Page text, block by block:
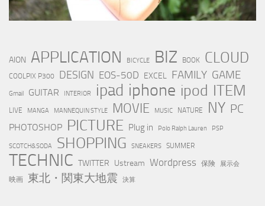
AION APPLICATION BICYCLE BIZ BOOK CLOUD
COOLPIX P300 DESIGN EOS-50D EXCEL FAMILY GAME
Gmail GUITAR INTERIOR ipad iphone ipod ITEM
LIVE MANGA MANNEQUIN STYLE MOVIE MUSIC NATURE NY PC
PHOTOSHOP PICTURE Plug in Polo Ralph Lauren PSP
SCOTCH&SODA SHOPPING SNEAKERS SUMMER
TECHNIC TWITTER Ustream Wordpress 保険 展示会
映画 東北・関東大地震 決算